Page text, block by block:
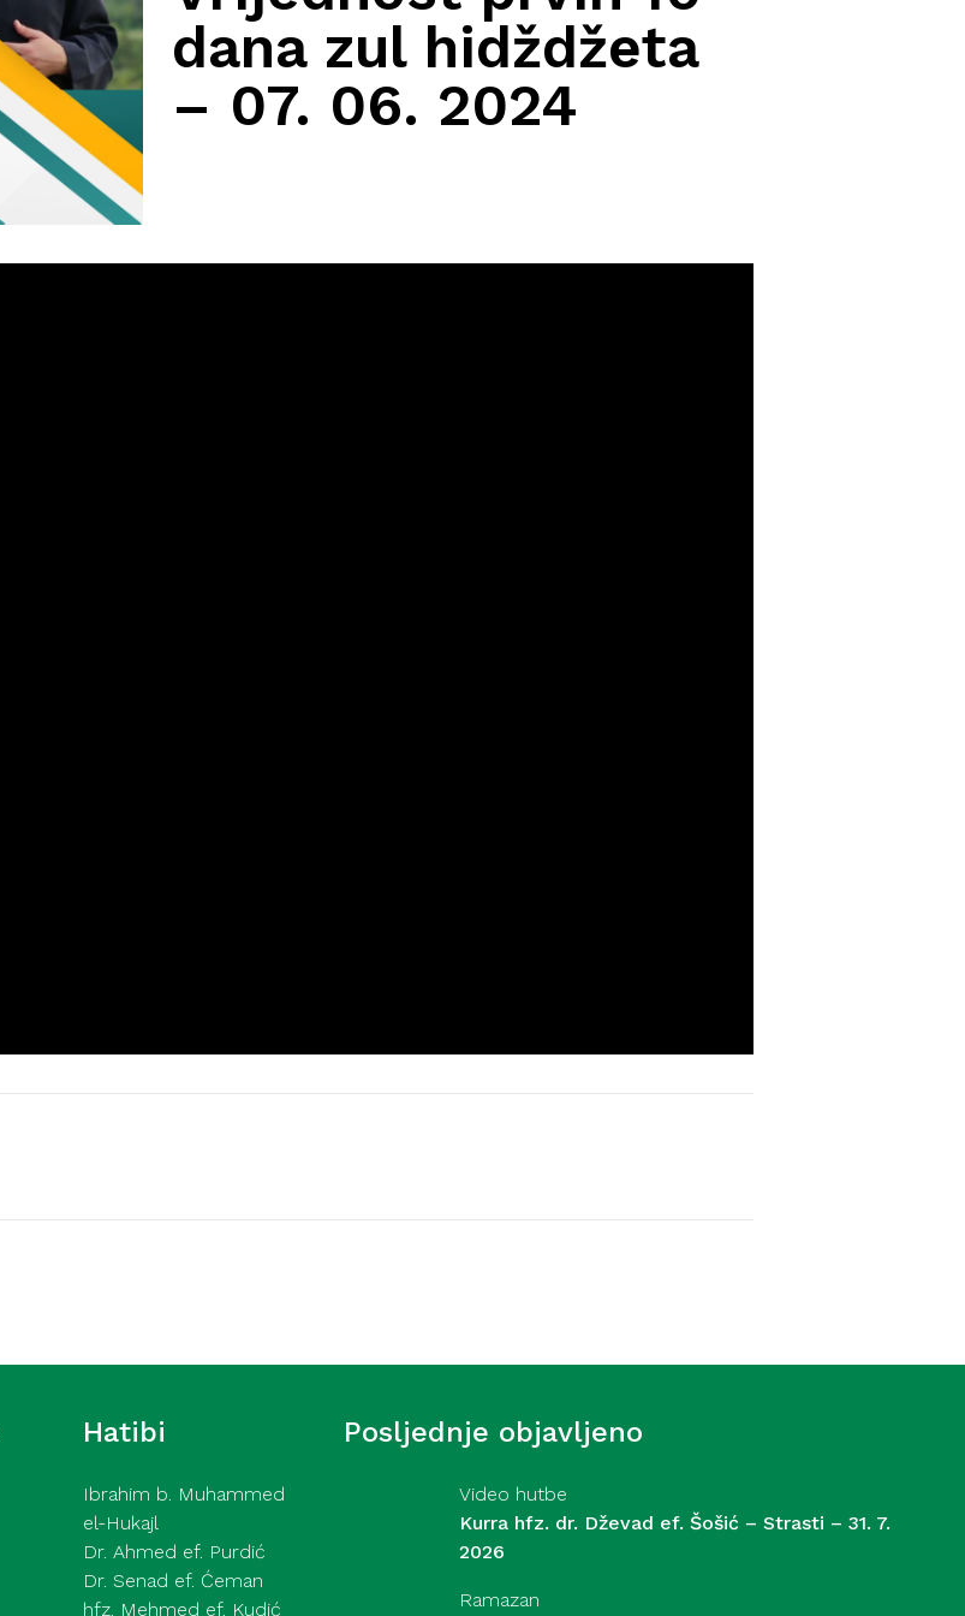
dana zul hidždžeta
– 07. 06. 2024
Hatibi
Ibrahim b. Muhammed
el-Hukajl
Dr. Ahmed ef. Purdić
Dr. Senad ef. Ćeman
hfz. Mehmed ef. Kudić
Posljednje objavljeno
Video hutbe
Kurra hfz. dr. Dževad ef. Šošić – Strasti – 31. 7.
2026
Ramazan